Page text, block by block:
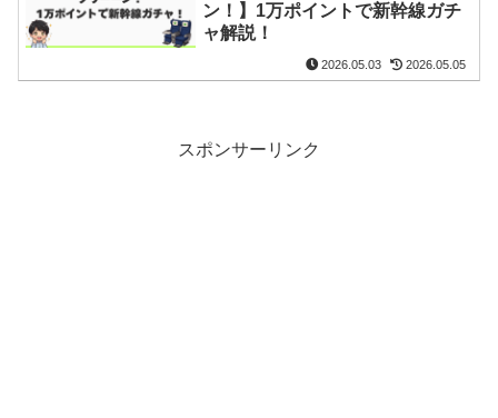
ン！】1万ポイントで新幹線ガチ
ャ解説！
2026.05.03 2026.05.05
スポンサーリンク